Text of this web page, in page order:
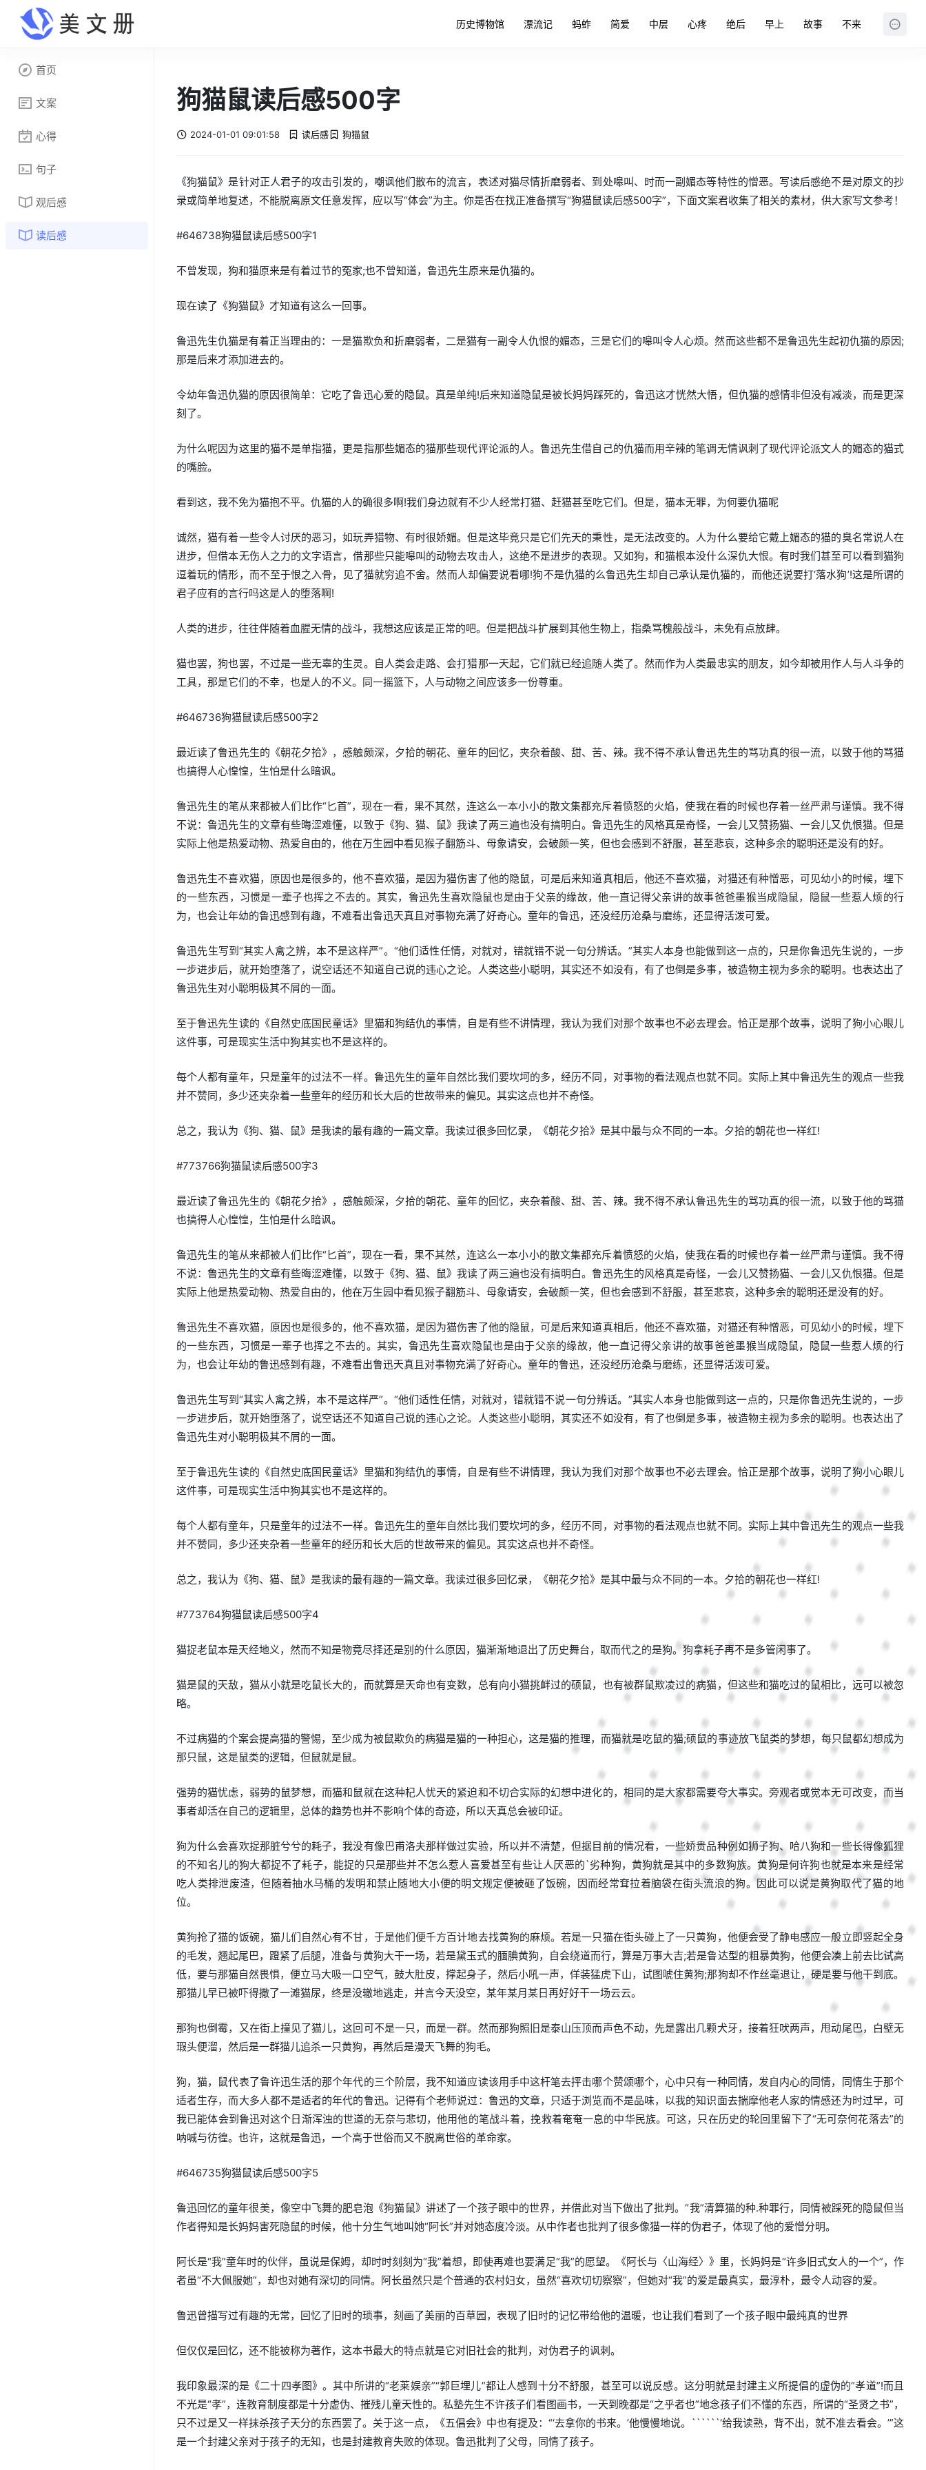
历史博物馆 漂流记 蚂蚱 简爱 中层 心疼 绝后 早上 故事 不来
首页
文案
心得
句子
观后感
读后感
狗猫鼠读后感500字
2024-01-01 09:01:58 读后感 狗猫鼠
《狗猫鼠》是针对正人君子的攻击引发的，嘲讽他们散布的流言，表述对猫尽情折磨弱者、到处嗥叫、时而一副媚态等特性的憎恶。写读后感绝不是对原文的抄
录或简单地复述，不能脱离原文任意发挥，应以写“体会”为主。你是否在找正准备撰写“狗猫鼠读后感500字”，下面文案君收集了相关的素材，供大家写文参考！
#646738狗猫鼠读后感500字1
不曾发现，狗和猫原来是有着过节的冤家;也不曾知道，鲁迅先生原来是仇猫的。
现在读了《狗猫鼠》才知道有这么一回事。
鲁迅先生仇猫是有着正当理由的：一是猫欺负和折磨弱者，二是猫有一副令人仇恨的媚态，三是它们的嗥叫令人心烦。然而这些都不是鲁迅先生起初仇猫的原因;
那是后来才添加进去的。
令幼年鲁迅仇猫的原因很简单：它吃了鲁迅心爱的隐鼠。真是单纯!后来知道隐鼠是被长妈妈踩死的，鲁迅这才恍然大悟，但仇猫的感情非但没有减淡，而是更深
刻了。
为什么呢因为这里的猫不是单指猫，更是指那些媚态的猫那些现代评论派的人。鲁迅先生借自己的仇猫而用辛辣的笔调无情讽刺了现代评论派文人的媚态的猫式
的嘴脸。
看到这，我不免为猫抱不平。仇猫的人的确很多啊!我们身边就有不少人经常打猫、赶猫甚至吃它们。但是，猫本无罪，为何要仇猫呢
诚然，猫有着一些令人讨厌的恶习，如玩弄猎物、有时很娇媚。但是这毕竟只是它们先天的秉性，是无法改变的。人为什么要给它戴上媚态的猫的臭名常说人在
进步，但借本无伤人之力的文字语言，借那些只能嗥叫的动物去攻击人，这绝不是进步的表现。又如狗，和猫根本没什么深仇大恨。有时我们甚至可以看到猫狗
逗着玩的情形，而不至于恨之入骨，见了猫就穷追不舍。然而人却偏要说看哪!狗不是仇猫的么鲁迅先生却自己承认是仇猫的，而他还说要打‘落水狗’!这是所谓的
君子应有的言行吗这是人的堕落啊!
人类的进步，往往伴随着血腥无情的战斗，我想这应该是正常的吧。但是把战斗扩展到其他生物上，指桑骂槐般战斗，未免有点放肆。
猫也罢，狗也罢，不过是一些无辜的生灵。自人类会走路、会打猎那一天起，它们就已经追随人类了。然而作为人类最忠实的朋友，如今却被用作人与人斗争的
工具，那是它们的不幸，也是人的不义。同一摇篮下，人与动物之间应该多一份尊重。
#646736狗猫鼠读后感500字2
最近读了鲁迅先生的《朝花夕拾》，感触颇深，夕拾的朝花、童年的回忆，夹杂着酸、甜、苦、辣。我不得不承认鲁迅先生的骂功真的很一流，以致于他的骂猫
也搞得人心惶惶，生怕是什么暗讽。
鲁迅先生的笔从来都被人们比作“匕首”，现在一看，果不其然，连这么一本小小的散文集都充斥着愤怒的火焰，使我在看的时候也存着一丝严肃与谨慎。我不得
不说：鲁迅先生的文章有些晦涩难懂，以致于《狗、猫、鼠》我读了两三遍也没有搞明白。鲁迅先生的风格真是奇怪，一会儿又赞扬猫、一会儿又仇恨猫。但是
实际上他是热爱动物、热爱自由的，他在万生园中看见猴子翻筋斗、母象请安，会破颜一笑，但也会感到不舒服，甚至悲哀，这种多余的聪明还是没有的好。
鲁迅先生不喜欢猫，原因也是很多的，他不喜欢猫，是因为猫伤害了他的隐鼠，可是后来知道真相后，他还不喜欢猫，对猫还有种憎恶，可见幼小的时候，埋下
的一些东西，习惯是一辈子也挥之不去的。其实，鲁迅先生喜欢隐鼠也是由于父亲的缘故，他一直记得父亲讲的故事爸爸墨猴当成隐鼠，隐鼠一些惹人烦的行
为，也会让年幼的鲁迅感到有趣，不难看出鲁迅天真且对事物充满了好奇心。童年的鲁迅，还没经历沧桑与磨练，还显得活泼可爱。
鲁迅先生写到“其实人禽之辨，本不是这样严”。“他们适性任情，对就对，错就错不说一句分辨话。”其实人本身也能做到这一点的，只是你鲁迅先生说的，一步
一步进步后，就开始堕落了，说空话还不知道自己说的违心之论。人类这些小聪明，其实还不如没有，有了也倒是多事，被造物主视为多余的聪明。也表达出了
鲁迅先生对小聪明极其不屑的一面。
至于鲁迅先生读的《自然史底国民童话》里猫和狗结仇的事情，自是有些不讲情理，我认为我们对那个故事也不必去理会。恰正是那个故事，说明了狗小心眼儿
这件事，可是现实生活中狗其实也不是这样的。
每个人都有童年，只是童年的过法不一样。鲁迅先生的童年自然比我们要坎坷的多，经历不同，对事物的看法观点也就不同。实际上其中鲁迅先生的观点一些我
并不赞同，多少还夹杂着一些童年的经历和长大后的世故带来的偏见。其实这点也并不奇怪。
总之，我认为《狗、猫、鼠》是我读的最有趣的一篇文章。我读过很多回忆录，《朝花夕拾》是其中最与众不同的一本。夕拾的朝花也一样红!
#773766狗猫鼠读后感500字3
最近读了鲁迅先生的《朝花夕拾》，感触颇深，夕拾的朝花、童年的回忆，夹杂着酸、甜、苦、辣。我不得不承认鲁迅先生的骂功真的很一流，以致于他的骂猫
也搞得人心惶惶，生怕是什么暗讽。
鲁迅先生的笔从来都被人们比作“匕首”，现在一看，果不其然，连这么一本小小的散文集都充斥着愤怒的火焰，使我在看的时候也存着一丝严肃与谨慎。我不得
不说：鲁迅先生的文章有些晦涩难懂，以致于《狗、猫、鼠》我读了两三遍也没有搞明白。鲁迅先生的风格真是奇怪，一会儿又赞扬猫、一会儿又仇恨猫。但是
实际上他是热爱动物、热爱自由的，他在万生园中看见猴子翻筋斗、母象请安，会破颜一笑，但也会感到不舒服，甚至悲哀，这种多余的聪明还是没有的好。
鲁迅先生不喜欢猫，原因也是很多的，他不喜欢猫，是因为猫伤害了他的隐鼠，可是后来知道真相后，他还不喜欢猫，对猫还有种憎恶，可见幼小的时候，埋下
的一些东西，习惯是一辈子也挥之不去的。其实，鲁迅先生喜欢隐鼠也是由于父亲的缘故，他一直记得父亲讲的故事爸爸墨猴当成隐鼠，隐鼠一些惹人烦的行
为，也会让年幼的鲁迅感到有趣，不难看出鲁迅天真且对事物充满了好奇心。童年的鲁迅，还没经历沧桑与磨练，还显得活泼可爱。
鲁迅先生写到“其实人禽之辨，本不是这样严”。“他们适性任情，对就对，错就错不说一句分辨话。”其实人本身也能做到这一点的，只是你鲁迅先生说的，一步
一步进步后，就开始堕落了，说空话还不知道自己说的违心之论。人类这些小聪明，其实还不如没有，有了也倒是多事，被造物主视为多余的聪明。也表达出了
鲁迅先生对小聪明极其不屑的一面。
至于鲁迅先生读的《自然史底国民童话》里猫和狗结仇的事情，自是有些不讲情理，我认为我们对那个故事也不必去理会。恰正是那个故事，说明了狗小心眼儿
这件事，可是现实生活中狗其实也不是这样的。
每个人都有童年，只是童年的过法不一样。鲁迅先生的童年自然比我们要坎坷的多，经历不同，对事物的看法观点也就不同。实际上其中鲁迅先生的观点一些我
并不赞同，多少还夹杂着一些童年的经历和长大后的世故带来的偏见。其实这点也并不奇怪。
总之，我认为《狗、猫、鼠》是我读的最有趣的一篇文章。我读过很多回忆录，《朝花夕拾》是其中最与众不同的一本。夕拾的朝花也一样红!
#773764狗猫鼠读后感500字4
猫捉老鼠本是天经地义，然而不知是物竟尽择还是别的什么原因，猫渐渐地退出了历史舞台，取而代之的是狗。狗拿耗子再不是多管闲事了。
猫是鼠的天敌，猫从小就是吃鼠长大的，而就算是天命也有变数，总有向小猫挑衅过的硕鼠，也有被群鼠欺凌过的病猫，但这些和猫吃过的鼠相比，远可以被忽
略。
不过病猫的个案会提高猫的警惕，至少成为被鼠欺负的病猫是猫的一种担心，这是猫的推理，而猫就是吃鼠的猫;硕鼠的事迹放飞鼠类的梦想，每只鼠都幻想成为
那只鼠，这是鼠类的逻辑，但鼠就是鼠。
强势的猫忧虑，弱势的鼠梦想，而猫和鼠就在这种杞人忧天的紧迫和不切合实际的幻想中进化的，相同的是大家都需要夸大事实。旁观者或觉本无可改变，而当
事者却活在自己的逻辑里，总体的趋势也并不影响个体的奇迹，所以天真总会被印证。
狗为什么会喜欢捉那脏兮兮的耗子，我没有像巴甫洛夫那样做过实验，所以并不清楚，但据目前的情况看，一些娇贵品种例如狮子狗、哈八狗和一些长得像狐狸
的不知名儿的狗大都捉不了耗子，能捉的只是那些并不怎么惹人喜爱甚至有些让人厌恶的`劣种狗，黄狗就是其中的多数狗族。黄狗是何许狗也就是本来是经常
吃人类排泄废渣，但随着抽水马桶的发明和禁止随地大小便的明文规定便被砸了饭碗，因而经常耷拉着脑袋在街头流浪的狗。因此可以说是黄狗取代了猫的地
位。
黄狗抢了猫的饭碗，猫儿们自然心有不甘，于是他们便千方百计地去找黄狗的麻烦。若是一只猫在街头碰上了一只黄狗，他便会受了静电感应一般立即竖起全身
的毛发，翘起尾巴，蹬紧了后腿，准备与黄狗大干一场，若是黛玉式的腼腆黄狗，自会绕道而行，算是万事大吉;若是鲁达型的粗暴黄狗，他便会凑上前去比试高
低，要与那猫自然畏惧，便立马大吸一口空气，鼓大肚皮，撑起身子，然后小吼一声，佯装猛虎下山，试图唬住黄狗;那狗却不作丝毫退让，硬是要与他干到底。
那猫儿早已被吓得撒了一滩猫尿，终是没辙地逃走，并言今天没空，某年某月某日再好好干一场云云。
那狗也倒霉，又在街上撞见了猫儿，这回可不是一只，而是一群。然而那狗照旧是泰山压顶而声色不动，先是露出几颗犬牙，接着狂吠两声，甩动尾巴，白壁无
瑕头便溜，然后是一群猫儿追杀一只黄狗，再然后是漫天飞舞的狗毛。
狗，猫，鼠代表了鲁许迅生活的那个年代的三个阶层，我不知道应读该用手中这杆笔去抨击哪个赞颂哪个，心中只有一种同情，发自内心的同情，同情生于那个
适者生存，而大多人都不是适者的年代的鲁迅。记得有个老师说过：鲁迅的文章，只适于浏览而不是品味，以我的知识面去揣摩他老人家的情感还为时过早，可
我已能体会到鲁迅对这个日渐浑浊的世道的无奈与悲切，他用他的笔战斗着，挽救着奄奄一息的中华民族。可这，只在历史的轮回里留下了“无可奈何花落去”的
呐喊与彷徨。也许，这就是鲁迅，一个高于世俗而又不脱离世俗的革命家。
#646735狗猫鼠读后感500字5
鲁迅回忆的童年很美，像空中飞舞的肥皂泡《狗猫鼠》讲述了一个孩子眼中的世界，并借此对当下做出了批判。“我”清算猫的种.种罪行，同情被踩死的隐鼠但当
作者得知是长妈妈害死隐鼠的时候，他十分生气地叫她“阿长”并对她态度冷淡。从中作者也批判了很多像猫一样的伪君子，体现了他的爱憎分明。
阿长是“我”童年时的伙伴，虽说是保姆，却时时刻刻为“我”着想，即使再难也要满足“我”的愿望。《阿长与〈山海经〉》里，长妈妈是“许多旧式女人的一个”，作
者虽“不大佩服她”，却也对她有深切的同情。阿长虽然只是个普通的农村妇女，虽然“喜欢切切察察”，但她对“我”的爱是最真实，最淳朴，最令人动容的爱。
鲁迅曾描写过有趣的无常，回忆了旧时的琐事，刻画了美丽的百草园，表现了旧时的记忆带给他的温暖，也让我们看到了一个孩子眼中最纯真的世界
但仅仅是回忆，还不能被称为著作，这本书最大的特点就是它对旧社会的批判，对伪君子的讽刺。
我印象最深的是《二十四孝图》。其中所讲的“老莱娱亲”“郭巨埋儿”都让人感到十分不舒服，甚至可以说反感。这分明就是封建主义所提倡的虚伪的“孝道”!而且
不光是“孝”，连教育制度都是十分虚伪、摧残儿童天性的。私塾先生不许孩子们看图画书，一天到晚都是“之乎者也”地念孩子们不懂的东西，所谓的“圣贤之书”，
只不过是又一样抹杀孩子天分的东西罢了。关于这一点，《五倡会》中也有提及：“‘去拿你的书来。’他慢慢地说。``````‘给我读熟，背不出，就不准去看会。’”这
是一个封建父亲对于孩子的无知，也是封建教育失败的体现。鲁迅批判了父母，同情了孩子。